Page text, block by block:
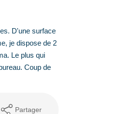
D'une surface
je dispose de 2
Le plus qui
Coup de
Partager